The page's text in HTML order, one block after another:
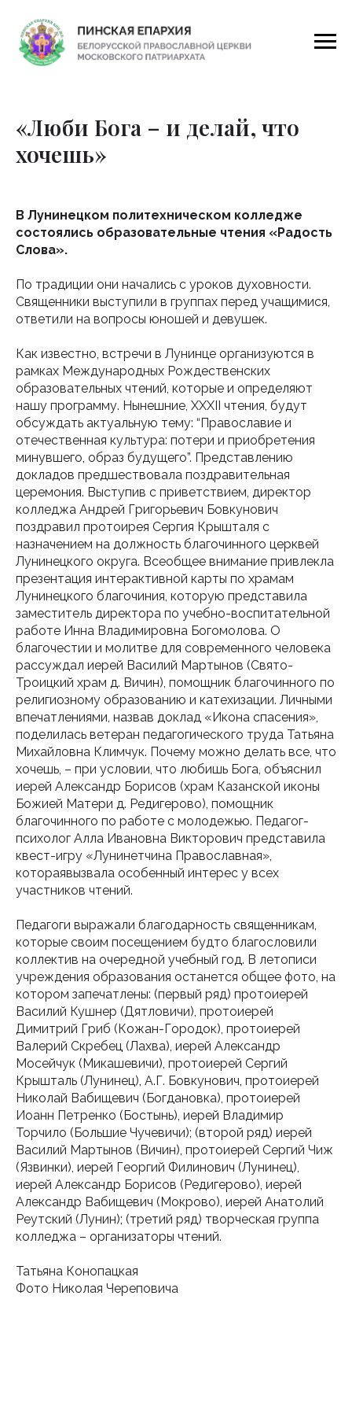
«Люби Бога – и делай, что
хочешь»
В Лунинецком политехническом колледже
состоялись образовательные чтения «Радость
Слова».
По традиции они начались с уроков духовности.
Священники выступили в группах перед учащимися,
ответили на вопросы юношей и девушек.
Как известно, встречи в Лунинце организуются в
рамках Международных Рождественских
образовательных чтений, которые и определяют
нашу программу. Нынешние, XXXII чтения, будут
обсуждать актуальную тему: “Православие и
отечественная культура: потери и приобретения
минувшего, образ будущего”. Представлению
докладов предшествовала поздравительная
церемония. Выступив с приветствием, директор
колледжа Андрей Григорьевич Бовкунович
поздравил протоирея Сергия Крышталя с
назначением на должность благочинного церквей
Лунинецкого округа. Всеобщее внимание привлекла
презентация интерактивной карты по храмам
Лунинецкого благочиния, которую представила
заместитель директора по учебно-воспитательной
работе Инна Владимировна Богомолова. О
благочестии и молитве для современного человека
рассуждал иерей Василий Мартынов (Свято-
Троицкий храм д. Вичин), помощник благочинного по
религиозному образованию и катехизации. Личными
впечатлениями, назвав доклад «Икона спасения»,
поделилась ветеран педагогического труда Татьяна
Михайловна Климчук. Почему можно делать все, что
хочешь, – при условии, что любишь Бога, объяснил
иерей Александр Борисов (храм Казанской иконы
Божией Матери д. Редигерово), помощник
благочинного по работе с молодежью. Педагог-
психолог Алла Ивановна Викторович представила
квест-игру «Лунинетчина Православная»,
котораявызвала особенный интерес у всех
участников чтений.
Педагоги выражали благодарность священникам,
которые своим посещением будто благословили
коллектив на очередной учебный год. В летописи
учреждения образования останется общее фото, на
котором запечатлены: (первый ряд) протоиерей
Василий Кушнер (Дятловичи), протоиерей
Димитрий Гриб (Кожан-Городок), протоиерей
Валерий Скребец (Лахва), иерей Александр
Мосейчук (Микашевичи), протоиерей Сергий
Крышталь (Лунинец), А.Г. Бовкунович, протоиерей
Николай Вабищевич (Богдановка), протоиерей
Иоанн Петренко (Бостынь), иерей Владимир
Торчило (Большие Чучевичи); (второй ряд) иерей
Василий Мартынов (Вичин), протоиерей Сергий Чиж
(Язвинки), иерей Георгий Филинович (Лунинец),
иерей Александр Борисов (Редигерово), иерей
Александр Вабищевич (Мокрово), иерей Анатолий
Реутский (Лунин); (третий ряд) творческая группа
колледжа – организаторы чтений.
Татьяна Конопацкая
Фото Николая Череповича